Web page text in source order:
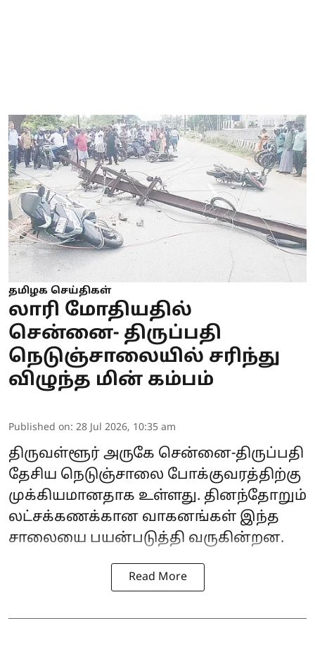
தமிழக செய்திகள்
லாரி மோதியதில்
சென்னை- திருப்பதி
நெடுஞ்சாலையில் சரிந்து
விழுந்த மின் கம்பம்
Published on: 28 Jul 2026, 10:35 am
திருவள்ளூர் அருகே சென்னை-திருப்பதி
தேசிய நெடுஞ்சாலை போக்குவரத்திற்கு
முக்கியமானதாக உள்ளது. தினந்தோறும்
லட்சக்கணக்கான வாகனங்கள் இந்த
சாலையை பயன்படுத்தி வருகின்றன.
Read More